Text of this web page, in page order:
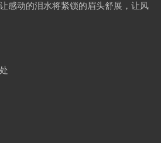
感动的泪水将紧锁的眉头舒展，让风